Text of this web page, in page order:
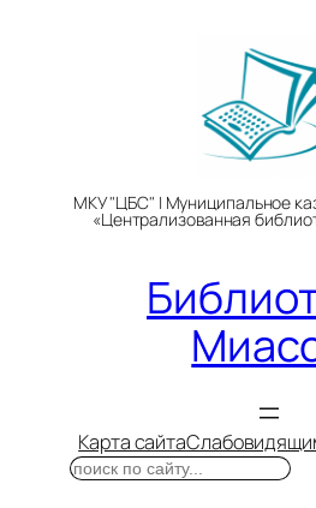
МКУ "ЦБС" | Муниципальное
«Централизованная
Карта сайта
Поиск